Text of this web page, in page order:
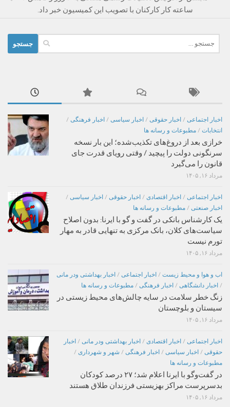
ساعته کار کارکنان با تصویب این کمیسیون خبر داد.
برای:
اخبار اجتماعی / اخبار حقوقی / اخبار سیاسی / اخبار فرهنگی /
انتخابات / مطبوعات و رسانه ها
خرازی بعد از دروغ‌های تکذیب‌شده؛ این بار نسخه
سرنگونی دولت را پیچید / وقتی رویای قدرت جای
قانون را می‌گیرد
مرداد ۱۶, ۱۴۰۵
اخبار اجتماعی / اخبار اقتصادی / اخبار حقوقی / اخبار سیاسی /
اخبار صنعتی / مطبوعات و رسانه ها
یک کارشناس بانکی در گفت و گو با ایرنا: بدون اصلاح
سیاست‌های کلان، بانک مرکزی به تنهایی قادر به مهار
تورم نیست
مرداد ۱۶, ۱۴۰۵
اب و هوا و محیط زیست / اخبار اجتماعی / اخبار بهداشتی ودر مانی
/ اخبار دانشگاهی / اخبار فرهنگی / مطبوعات و رسانه ها
زنگ خطر سلامت در سایه چالش‌های محیط زیستی در
سیستان و بلوچستان
مرداد ۱۶, ۱۴۰۵
اخبار اجتماعی / اخبار اقتصادی / اخبار بهداشتی ودر مانی / اخبار
حقوقی / اخبار سیاسی / اخبار فرهنگی / شهر و شهرداری /
مطبوعات و رسانه ها
در گفت‌وگو با ایرنا اعلام شد؛ ۲۷ درصد کودکان
بدسرپرست مراکز بهزیستی فرزندان طلاق هستند
مرداد ۱۶, ۱۴۰۵